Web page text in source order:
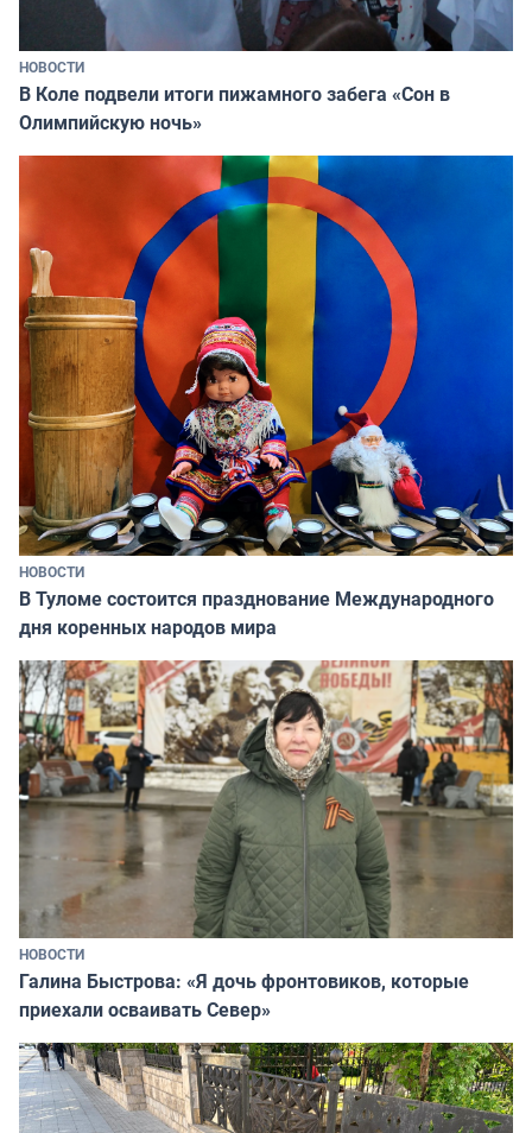
НОВОСТИ
В Коле подвели итоги пижамного забега «Сон в
Олимпийскую ночь»
НОВОСТИ
В Туломе состоится празднование Международного
дня коренных народов мира
НОВОСТИ
Галина Быстрова: «Я дочь фронтовиков, которые
приехали осваивать Север»